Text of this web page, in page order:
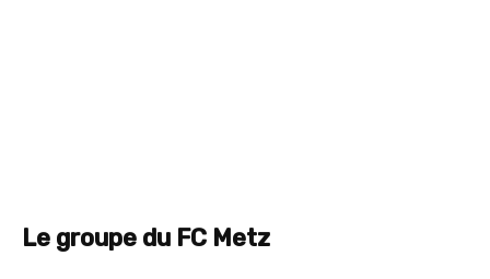
Le groupe du FC Metz